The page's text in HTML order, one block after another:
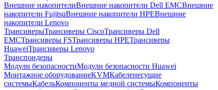
Внешние накопителиВнешние накопители Dell EMCВнешние
накопители FujitsuВнешние накопители HPEВнешние
накопители Lenovo
ТрансиверыТрансиверы CiscoТрансиверы Dell
EMCТрансиверы FSТрансиверы HPEТрансиверы
HuaweiТрансиверы Lenovo
Транспондеры
Модули безопасностиМодули безопасности Huawei
Монтажное оборудованиеKVMКабеленесущие
системыКабельКомпоненты медной системыКомпоненты